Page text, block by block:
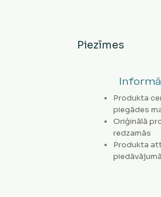
Piezīmes
Produkta
piegādes
Oriģinālā
redzamās
Produkta